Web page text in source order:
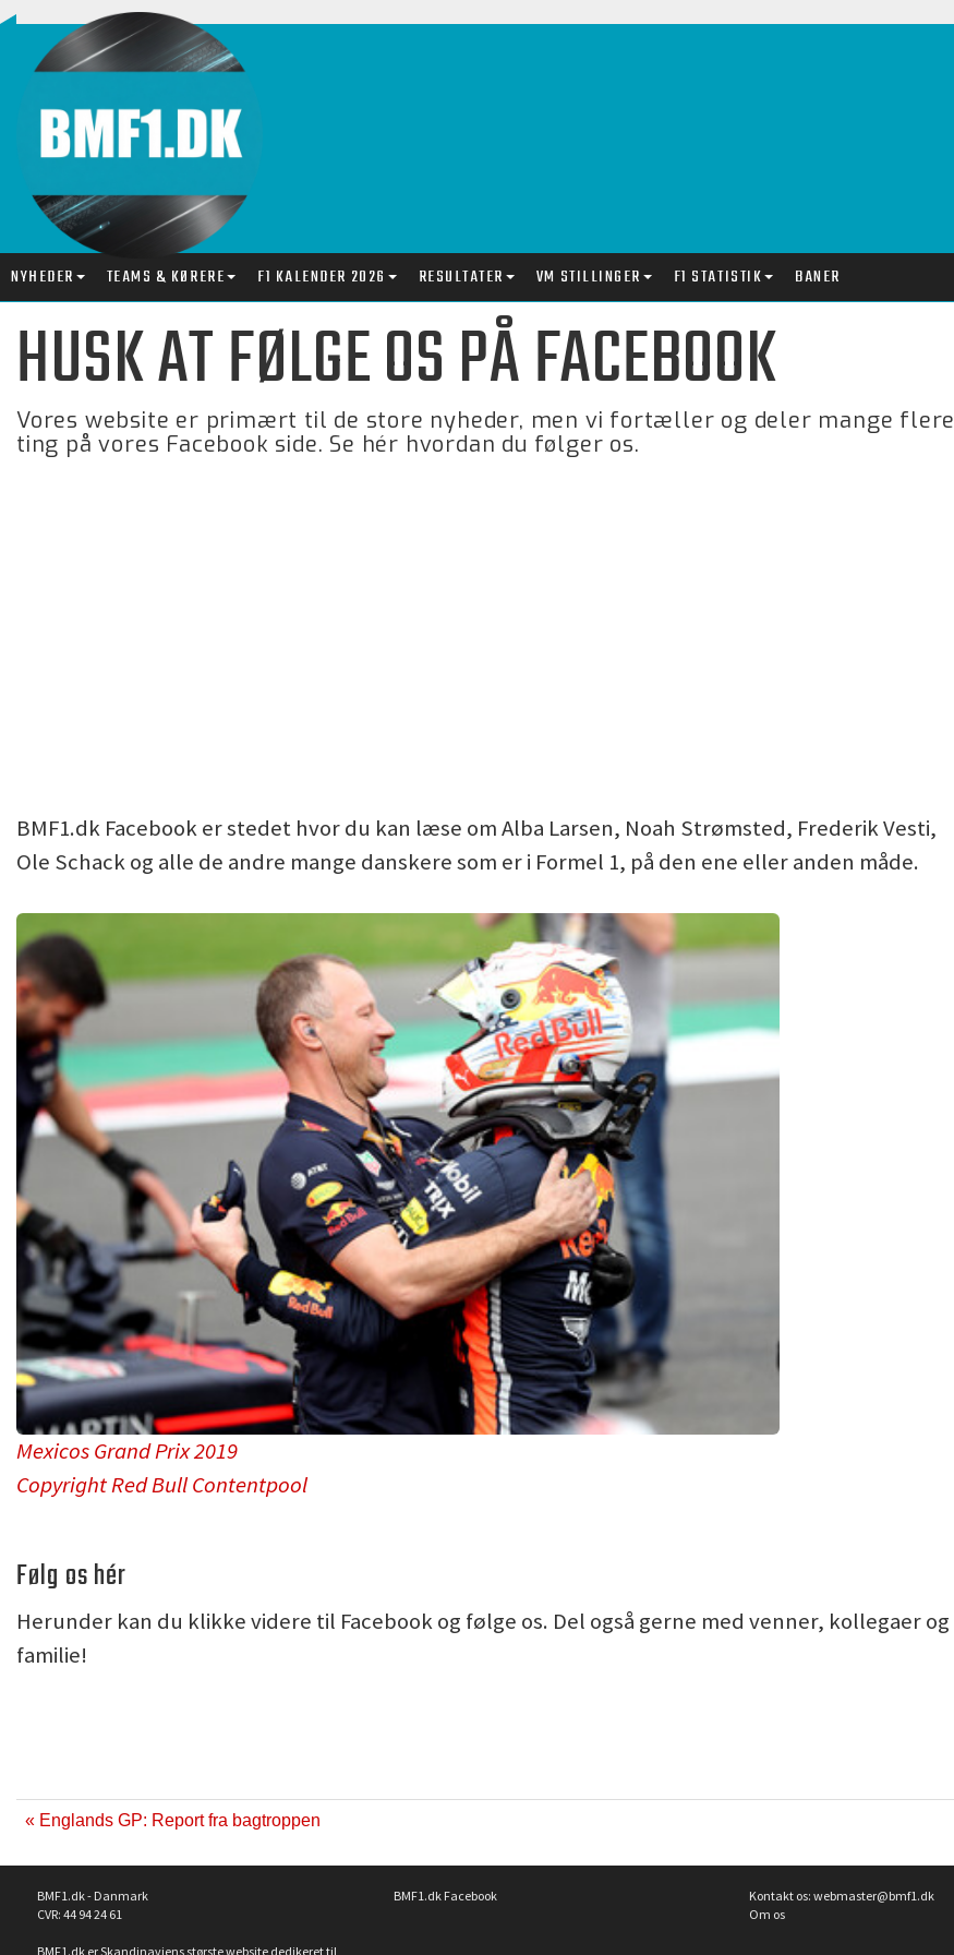
NYHEDER TEAMS & KØRERE F1 KALENDER 2026 RESULTATER VM STILLINGER F1 STATISTIK BANER
HUSK AT FØLGE OS PÅ FACEBOOK
Vores website er primært til de store nyheder, men vi fortæller og deler mange flere
ting på vores Facebook side. Se hér hvordan du følger os.
BMF1.dk Facebook er stedet hvor du kan læse om Alba Larsen, Noah Strømsted, Frederik Vesti,
Ole Schack og alle de andre mange danskere som er i Formel 1, på den ene eller anden måde.
Mexicos Grand Prix 2019
Copyright Red Bull Contentpool
Følg os hér
Herunder kan du klikke videre til Facebook og følge os. Del også gerne med venner, kollegaer og
familie!
« Englands GP: Report fra bagtroppen
BMF1.dk - Danmark
CVR: 44 94 24 61
BMF1.dk er Skandinaviens største website dedikeret til
BMF1.dk Facebook Kontakt os: webmaster@bmf1.dk
Om os